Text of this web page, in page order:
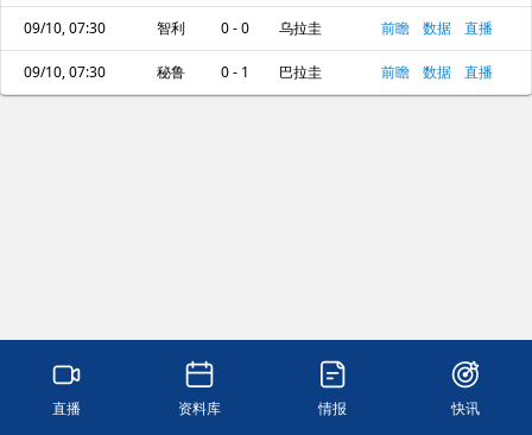
09/10, 07:30 智利 0 - 0 乌拉圭 前瞻 数据 直播
09/10, 07:30 秘鲁 0 - 1 巴拉圭 前瞻 数据 直播
直播 资料库 情报 快讯